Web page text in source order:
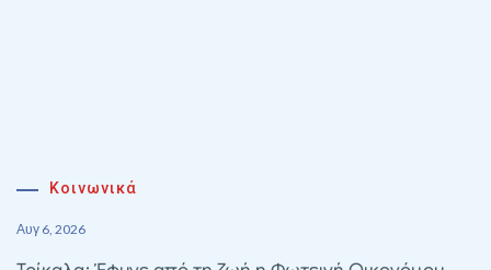
Κοινωνικά
Αυγ 6, 2026